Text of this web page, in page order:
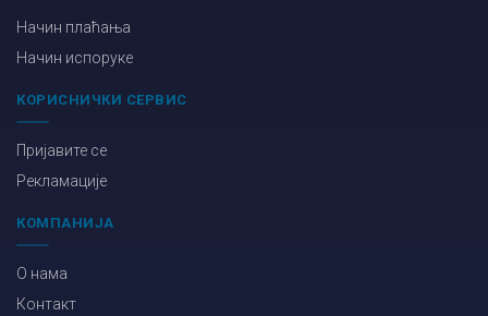
Начин плаћања
Начин испоруке
КОРИСНИЧКИ СЕРВИС
Пријавите се
Рекламације
КОМПАНИЈА
О нама
Контакт